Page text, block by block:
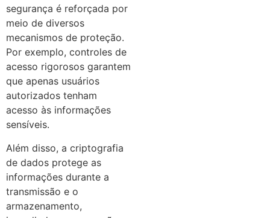
segurança é reforçada por
meio de diversos
mecanismos de proteção.
Por exemplo, controles de
acesso rigorosos garantem
que apenas usuários
autorizados tenham
acesso às informações
sensíveis.
Além disso, a criptografia
de dados protege as
informações durante a
transmissão e o
armazenamento,